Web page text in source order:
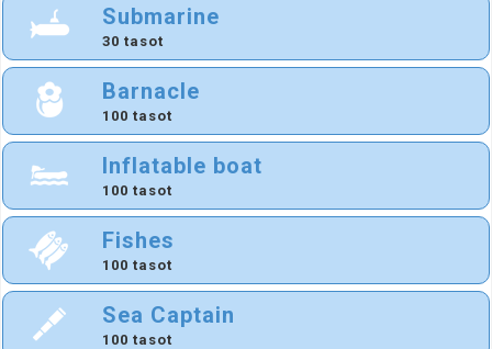
Submarine
30 tasot
Barnacle
100 tasot
Inflatable boat
100 tasot
Fishes
100 tasot
Sea Captain
100 tasot